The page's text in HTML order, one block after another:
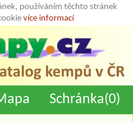
používáním těchto stránek
více informací
Schránka(0)